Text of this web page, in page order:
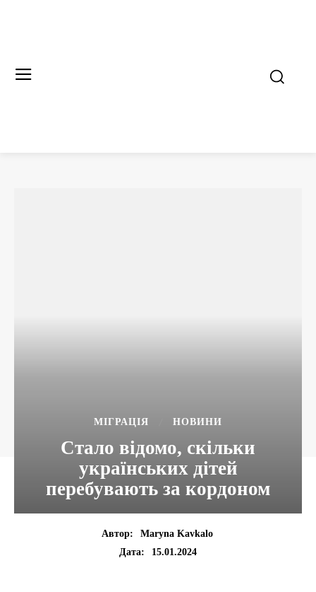
МІГРАЦІЯ НОВИНИ
Стало відомо, скільки
українських дітей
перебувають за кордоном
Автор:
Maryna Kavkalo
Дата:
15.01.2024